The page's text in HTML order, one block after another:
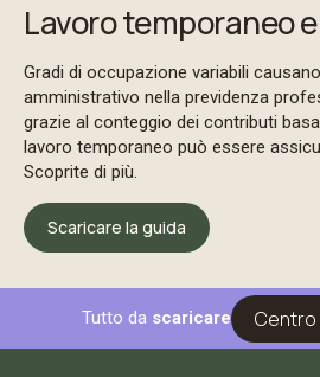
Lavoro temporaneo e
Gradi di occupazione variabili
amministrativo nella previdenza
grazie al conteggio dei contributi
lavoro temporaneo può essere
Scoprite di più.
Scaricare la guida
Tutto da scaricare Centro